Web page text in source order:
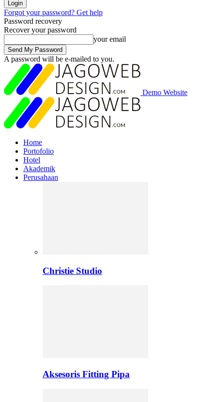
Forgot your password? Get help
Password recovery
Recover your password
your email
A password will be e-mailed to you.
Demo Website
Home
Portofolio
Hotel
Akademik
Perusahaan
Christie Studio
Aksesoris Fitting Pipa